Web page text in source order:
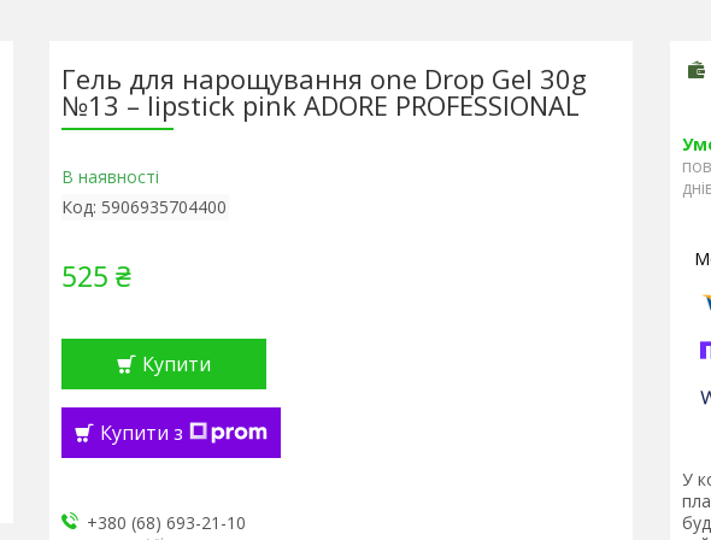
Гель для нарощування one Drop Gel 30g
№13 – lipstick pink ADORE PROFESSIONAL
В наявності
Код: 5906935704400
525 ₴
Купити
Купити з
+380 (68) 693-21-10
У